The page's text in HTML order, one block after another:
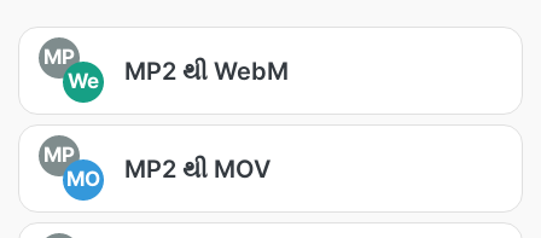
MP
We
MP2 થી WebM
MP
MO
MP2 થી MOV